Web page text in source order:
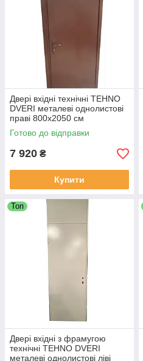
Двері вхідні технічні TEHNO
DVERI металеві однолистові
праві 800х2050 см
Коричневий
Готово до відправки
7 920 ₴
Купити
Топ
Двері вхідні з фрамугою
технічні TEHNO DVERI
металеві однолистові ліві